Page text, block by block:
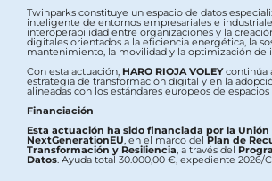
Twinparks constituye un espacio de datos
inteligente de entornos empresariales e
interoperabilidad entre organizaciones y la
digitales orientados a la eficiencia energética, la
mantenimiento, la movilidad y la optimización de
Con esta actuación, HARO RIOJA VOLEYcontinúa
estrategia de transformación digital y en la
alineadas con los estándares europeos de espacios
Financiación
Esta actuación ha sido financiada por la Unión
NextGenerationEU, en el marco del Plan de
Transformación y Resiliencia, a través del
Datos. Ayuda total 30.000,00 €, expediente 2026/